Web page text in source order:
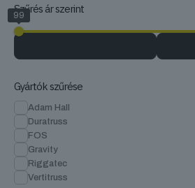
Szűrés ár szerint
99
Gyártók szűrése
Adam Hall
Duratruss
FOS
Gravity
Riggatec
Vertitruss